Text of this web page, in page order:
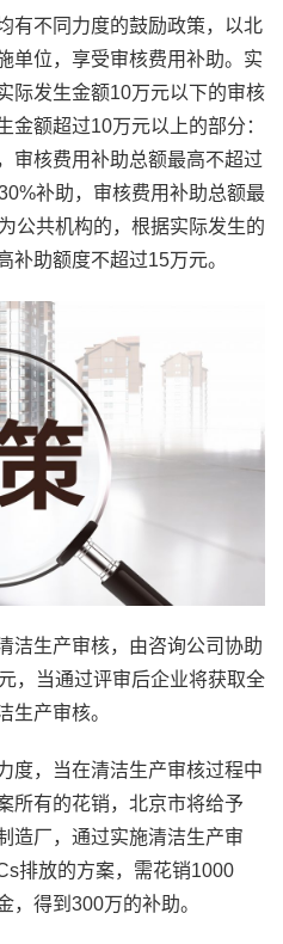
有不同力度的鼓励政策，以北
单位，享受审核费用补助。实
际发生金额10万元以下的审核
金额超过10万元以上的部分：
审核费用补助总额最高不超过
补助，审核费用补助总额最
公共机构的，根据实际发生的
补助额度不超过15万元。
洁生产审核，由咨询公司协助
，当通过评审后企业将获取全
生产审核。
度，当在清洁生产审核过程中
所有的花销，北京市将给予
造厂，通过实施清洁生产审
排放的方案，需花销1000
，得到300万的补助。